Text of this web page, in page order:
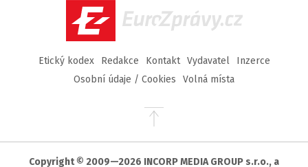
EuroZprávy.cz
Etický kodex Redakce Kontakt Vydavatel
Inzerce
Osobní údaje / Cookies
Volná místa
Přejít
stránky
Copyright © 2009—2026 INCORP MEDIA GROUP s.r.o., a